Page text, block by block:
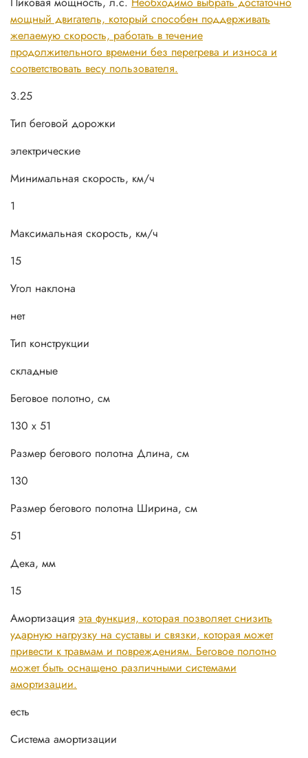
мощный двигатель, который способен поддерживать
желаемую скорость, работать в течение
продолжительного времени без перегрева и износа и
соответствовать весу пользователя.
3.25
Тип беговой дорожки
электрические
Минимальная скорость, км/ч
1
Максимальная скорость, км/ч
15
Угол наклона
нет
Тип конструкции
складные
Беговое полотно, см
130 x 51
Размер бегового полотна Длина, см
130
Размер бегового полотна Ширина, см
51
Дека, мм
15
Амортизация эта функция, которая позволяет снизить
ударную нагрузку на суставы и связки, которая может
привести к травмам и повреждениям. Беговое полотно
может быть оснащено различными системами
амортизации.
есть
Система амортизации